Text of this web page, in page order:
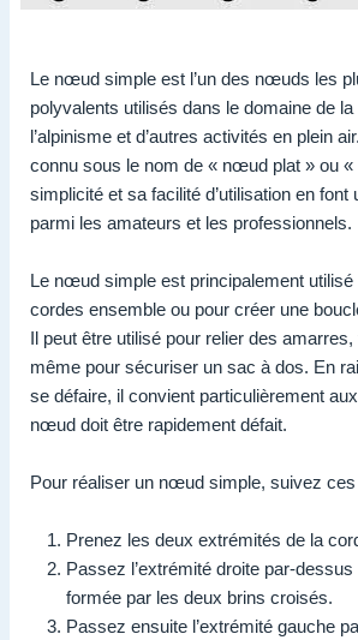
Le nœud simple est l’un des nœuds les
polyvalents utilisés dans le domaine de
l’alpinisme et d’autres activités en plein
connu sous le nom de « nœud plat » ou «
simplicité et sa facilité d’utilisation en font
parmi les amateurs et les professionnels.
Le nœud simple est principalement utilisé
cordes ensemble ou pour créer une
Il peut être utilisé pour relier des
même pour sécuriser un sac à dos. En
se défaire, il convient particulièrement
nœud doit être rapidement défait.
Pour réaliser un nœud simple, suivez
Prenez les deux extrémités de la
Passez l’extrémité droite par-
formée par les deux brins croisés.
Passez ensuite l’extrémité gauche